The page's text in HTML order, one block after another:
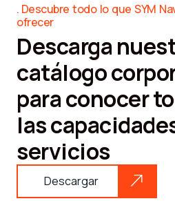
Descubre todo lo que SYM
ofrecer
Descarga
catálogo
para conocer
las
servicios
Descargar